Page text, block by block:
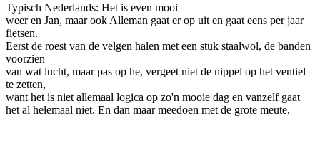
Typisch Nederlands: Het is even mooi
weer en Jan, maar ook Alleman gaat er op uit en gaat eens per jaar
fietsen.
Eerst de roest van de velgen halen met een stuk staalwol, de banden
voorzien
van wat lucht, maar pas op he, vergeet niet de nippel op het ventiel
te zetten,
want het is niet allemaal logica op zo'n mooie dag en vanzelf gaat
het al helemaal niet. En dan maar meedoen met de grote meute.